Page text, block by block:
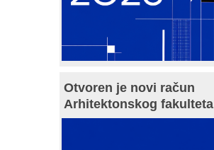
Otvoren je novi račun
Arhitektonskog fakulteta